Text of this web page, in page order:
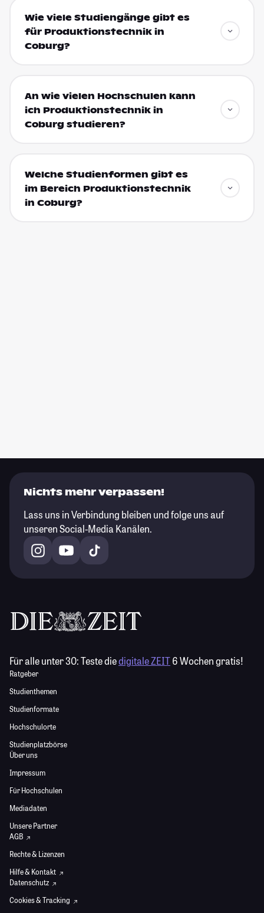
Wie viele Studiengänge gibt es
für Produktionstechnik in
Coburg?
An wie vielen Hochschulen kann
ich Produktionstechnik in
Coburg studieren?
Welche Studienformen gibt es
im Bereich Produktionstechnik
in Coburg?
Nichts mehr verpassen!
Lass uns in Verbindung bleiben und folge uns auf
unseren Social-Media Kanälen.
Für alle unter 30:Teste diedigitale ZEIT6 Wochen gratis!
Ratgeber
Studienthemen
Studienformate
Hochschulorte
Studienplatzbörse
Über uns
Impressum
Für Hochschulen
Mediadaten
Unsere Partner
AGB
Rechte & Lizenzen
Hilfe & Kontakt
Datenschutz
Cookies & Tracking